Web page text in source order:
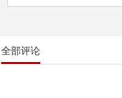
全部评论